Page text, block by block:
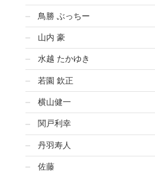
鳥勝 ぶっちー
山内 豪
水越 たかゆき
若園 欽正
横山健一
関戸利幸
丹羽寿人
佐藤